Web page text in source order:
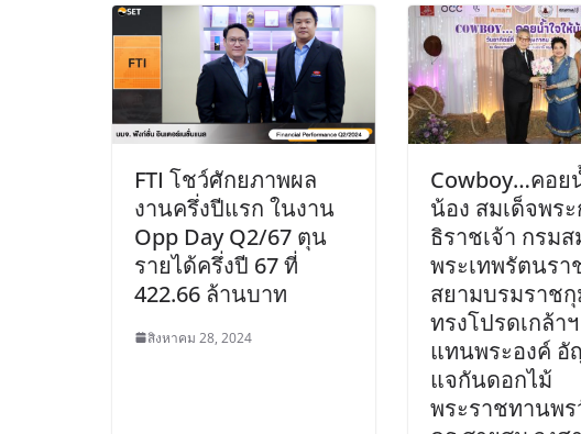
FTI โชว์ศักยภาพผล
งานครึ่งปีแรก ในงาน
Opp Day Q2/67 ตุน
รายได้ครึ่งปี 67 ที่
422.66 ล้านบาท
สิงหาคม 28, 2024
Cowboy…คอย
น้อง สมเด็จพร
ธิราชเจ้า กรมส
พระเทพรัตนรา
สยามบรมราชกุ
ทรงโปรดเกล้า
แทนพระองค์ อั
แจกันดอกไม้
พระราชทานพร